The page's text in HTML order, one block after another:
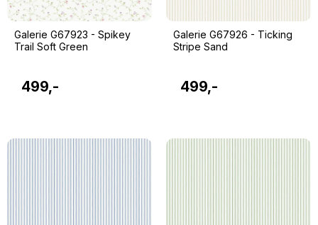
Galerie G67923 - Spikey
Trail Soft Green
499,-
Galerie G67926 - Ticking
Stripe Sand
499,-